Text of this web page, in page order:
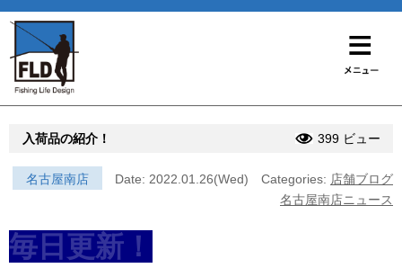
入荷品の紹介！ 399 ビュー
名古屋南店 Date: 2022.01.26(Wed) Categories: 店舗ブログ
名古屋南店ニュース
毎日更新！